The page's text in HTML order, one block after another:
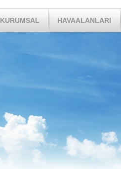
KURUMSAL HAVAALANLARI